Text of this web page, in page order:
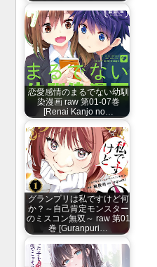
恋愛感情のまるでない幼馴
染漫画 raw 第01-07巻
[Renai Kanjo no…
グランプリは私ですけど何
か？～自己肯定モンスター
のミスコン無双～ raw 第01
巻 [Guranpuri…